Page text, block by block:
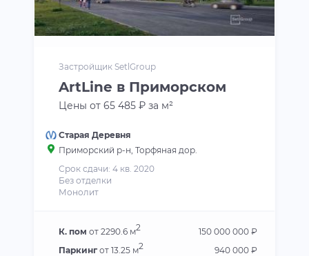
Застройщик SetlGroup
ArtLine в Приморском
Цены от 65 485 ₽ за м²
Старая Деревня
Приморский р-н, Торфяная дор.
Срок сдачи: 4 кв. 2020
Без отделки
Монолит
К. пом от 2290.6 м2
150 000 000 ₽
Паркинг от 13.25 м2 940 000 ₽